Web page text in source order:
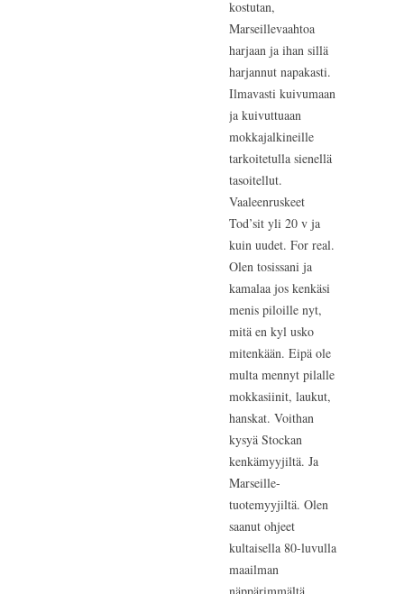
kostutan,
Marseillevaahtoa
harjaan ja ihan sillä
harjannut napakasti.
Ilmavasti kuivumaan
ja kuivuttuaan
mokkajalkineille
tarkoitetulla sienellä
tasoitellut.
Vaaleenruskeet
Tod’sit yli 20 v ja
kuin uudet. For real.
Olen tosissani ja
kamalaa jos kenkäsi
menis piloille nyt,
mitä en kyl usko
mitenkään. Eipä ole
multa mennyt pilalle
mokkasiinit, laukut,
hanskat. Voithan
kysyä Stockan
kenkämyyjiltä. Ja
Marseille-
tuotemyyjiltä. Olen
saanut ohjeet
kultaisella 80-luvulla
maailman